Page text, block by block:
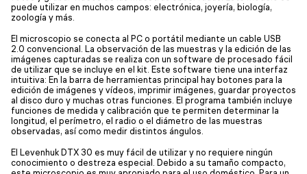
puede utilizar en muchos campos: electrónica, joyería, biología,
zoología y más.
El microscopio se conecta al PC o portátil mediante un cable USB
2.0 convencional. La observación de las muestras y la edición de las
imágenes capturadas se realiza con un software de procesado fácil
de utilizar que se incluye en el kit. Este software tiene una interfaz
intuitiva: En la barra de herramientas principal hay botones para la
edición de imágenes y vídeos, imprimir imágenes, guardar proyectos
al disco duro y muchas otras funciones. El programa también incluye
funciones de medida y calibración que te permiten determinar la
longitud, el perímetro, el radio o el diámetro de las muestras
observadas, así como medir distintos ángulos.
El Levenhuk DTX 30 es muy fácil de utilizar y no requiere ningún
conocimiento o destreza especial. Debido a su tamaño compacto,